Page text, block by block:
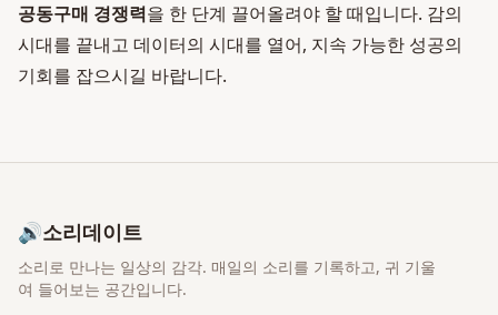
공동구매 경쟁력을 한 단계 끌어올려야 할 때입니다. 감의
시대를 끝내고 데이터의 시대를 열어, 지속 가능한 성공의
기회를 잡으시길 바랍니다.
🔊소리데이트
소리로 만나는 일상의 감각. 매일의 소리를 기록하고, 귀 기울
여 들어보는 공간입니다.